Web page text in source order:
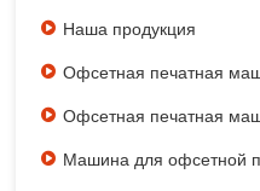
Наша продукция
Офсетная печатная
Офсетная печатная
Машина для офсетной